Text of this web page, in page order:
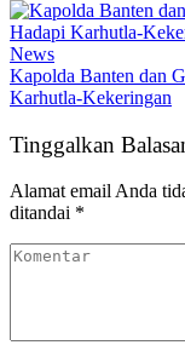
News
Kapolda Banten dan
Karhutla-Kekeringan
Tinggalkan
Alamat email Anda
ditandai *